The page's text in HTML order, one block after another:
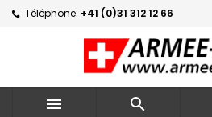
Téléphone: +41 (0)31 312 12 66
 
Créer une nouvelle liste
((confirmMessage))
Nom de la liste d'envies
Vous devez être connecté
à votre liste d'envies.